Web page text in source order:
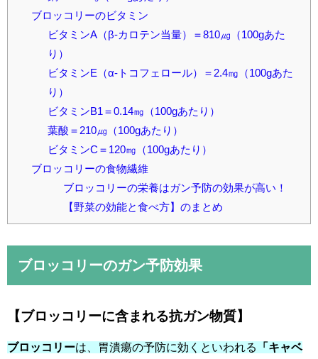
ブロッコリーのビタミン
ビタミンA（β-カロテン当量）＝810㎍（100gあた
り）
ビタミンE（α-トコフェロール）＝2.4㎎（100gあた
り）
ビタミンB1＝0.14㎎（100gあたり）
葉酸＝210㎍（100gあたり）
ビタミンC＝120㎎（100gあたり）
ブロッコリーの食物繊維
ブロッコリーの栄養はガン予防の効果が高い！
【野菜の効能と食べ方】のまとめ
ブロッコリーのガン予防効果
【ブロッコリーに含まれる抗ガン物質】
ブロッコリーは、胃潰瘍の予防に効くといわれる
「キャベ